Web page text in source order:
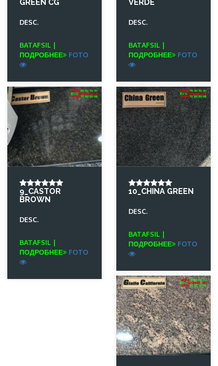
GREEN CG
DESC.
BATAFSIL |
ПОДРОБНЕЕ
FOTO
VERDE
DESC.
BATAFSIL |
ПОДРОБНЕЕ
FOTO
9_CASTOR
BROWN
DESC.
BATAFSIL |
ПОДРОБНЕЕ
FOTO
10_CHINA GREEN
DESC.
BATAFSIL |
ПОДРОБНЕЕ
FOTO